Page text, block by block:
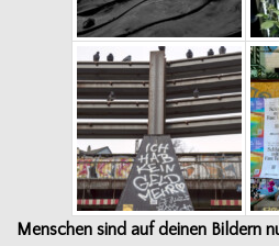
Men­schen sind auf dei­nen Bil­dern